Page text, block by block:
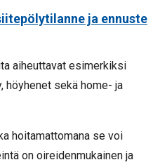
ja ennuste
aiheuttavat esimerkiksi
höyhenet sekä home- ja
hoitamattomana se voi
on oireidenmukainen ja